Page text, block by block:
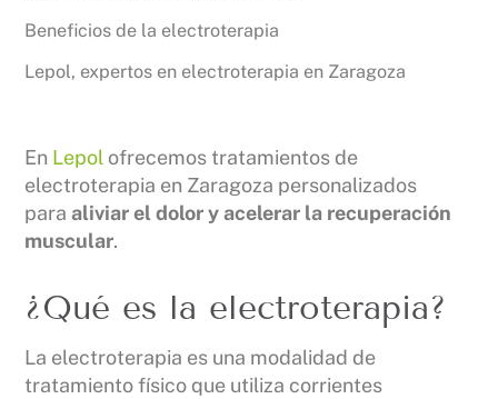
Beneficios de la electroterapia
Lepol, expertos en electroterapia en Zaragoza
En Lepol ofrecemos tratamientos de
electroterapia en Zaragoza personalizados
paraaliviar el dolor y acelerar la recuperación
muscular.
¿Qué es la electroterapia?
La electroterapia es una modalidad de
tratamiento físico que utiliza corrientes